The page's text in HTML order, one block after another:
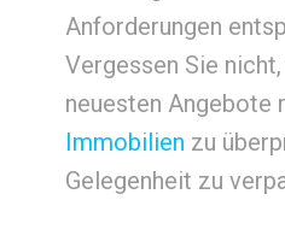
Anforderungen
Vergessen Sie
neuesten Angebote
Immobilien zu
Gelegenheit zu